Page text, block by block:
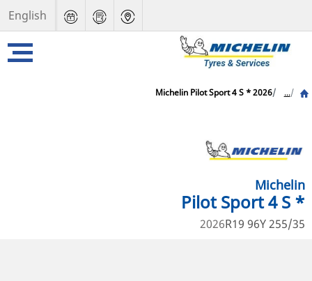
English
...
Michelin Pilot Sport 4 S * 2026
Michelin
Pilot Sport 4 S *
255/35 R19 96Y
2026